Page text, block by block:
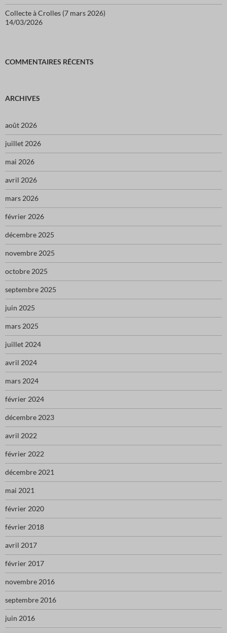
Collecte à Crolles (7 mars 2026)
14/03/2026
COMMENTAIRES RÉCENTS
ARCHIVES
août 2026
juillet 2026
mai 2026
avril 2026
mars 2026
février 2026
décembre 2025
novembre 2025
octobre 2025
septembre 2025
juin 2025
mars 2025
juillet 2024
avril 2024
mars 2024
février 2024
décembre 2023
avril 2022
février 2022
décembre 2021
mai 2021
février 2020
février 2018
avril 2017
février 2017
novembre 2016
septembre 2016
juin 2016